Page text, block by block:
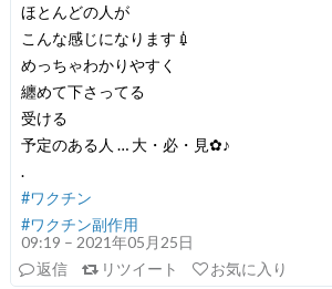
ほとんどの人が
こんな感じになります💉
めっちゃわかりやすく
纏めて下さってる
受ける
予定のある人 … 大・必・見✿♪
.
#ワクチン
#ワクチン副作用
09:19 – 2021年05月25日
返信
リツイート お気に入り